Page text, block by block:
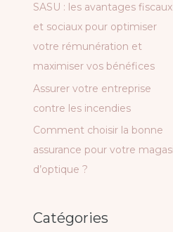
SASU : les avantages fiscaux
et sociaux pour optimiser
votre rémunération et
maximiser vos bénéfices
Assurer votre entreprise
contre les incendies
Comment choisir la bonne
assurance pour votre
d’optique ?
Catégories